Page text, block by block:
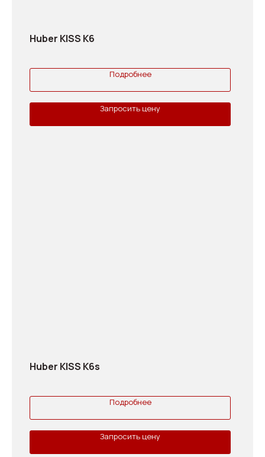
Huber KISS K6
Подробнее
Запросить цену
Huber KISS K6s
Подробнее
Запросить цену